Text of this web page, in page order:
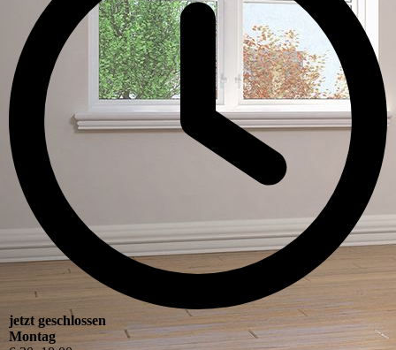
jetzt geschlossen
Montag